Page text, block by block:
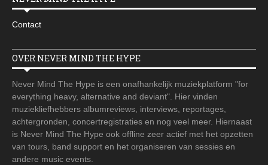
Contact
OVER NEVER MIND THE HYPE
Never Mind The Hype is een onafhankelijk muziekplatform "for
everything heavy, alternative and deviant". Hier vinden
muziekliefhebbers albumreviews, interviews, reportages,
achtergronden, concertregistraties en nog veel meer. Hiernaast
is Never Mind The Hype ook offline zeer actief met het opzetten
van tours, band support en het organiseren van sessies en
andere music events.